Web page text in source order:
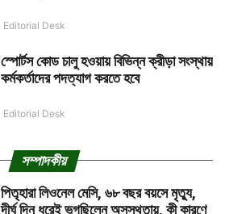
Editorial Desk
স্পোর্টস কোড চালু হওয়ায় বিভিন্ন ক্রীড়া সংস্থায়
কর্মকর্তাদের পদত্যাগ করতে হবে
Editorial Desk
সম্পাদকীয়
পিতৃহারা লিওনেল মেসি, ৬৮ বছর বয়সে মৃত্যু,
দীর্ঘ দিন ধরেই ভুগছিলেন অসুস্থতায়, কী কারণে